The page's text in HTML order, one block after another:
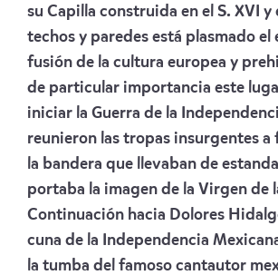
su Capilla construida en el S. XVI y
techos y paredes está plasmado el
fusión de la cultura europea y
de particular importancia este
iniciar la Guerra de la
reunieron las tropas insurgentes
la bandera que llevaban de
portaba la imagen de la Virgen de
Continuación hacia Dolores
cuna de la Independencia
la tumba del famoso cantautor